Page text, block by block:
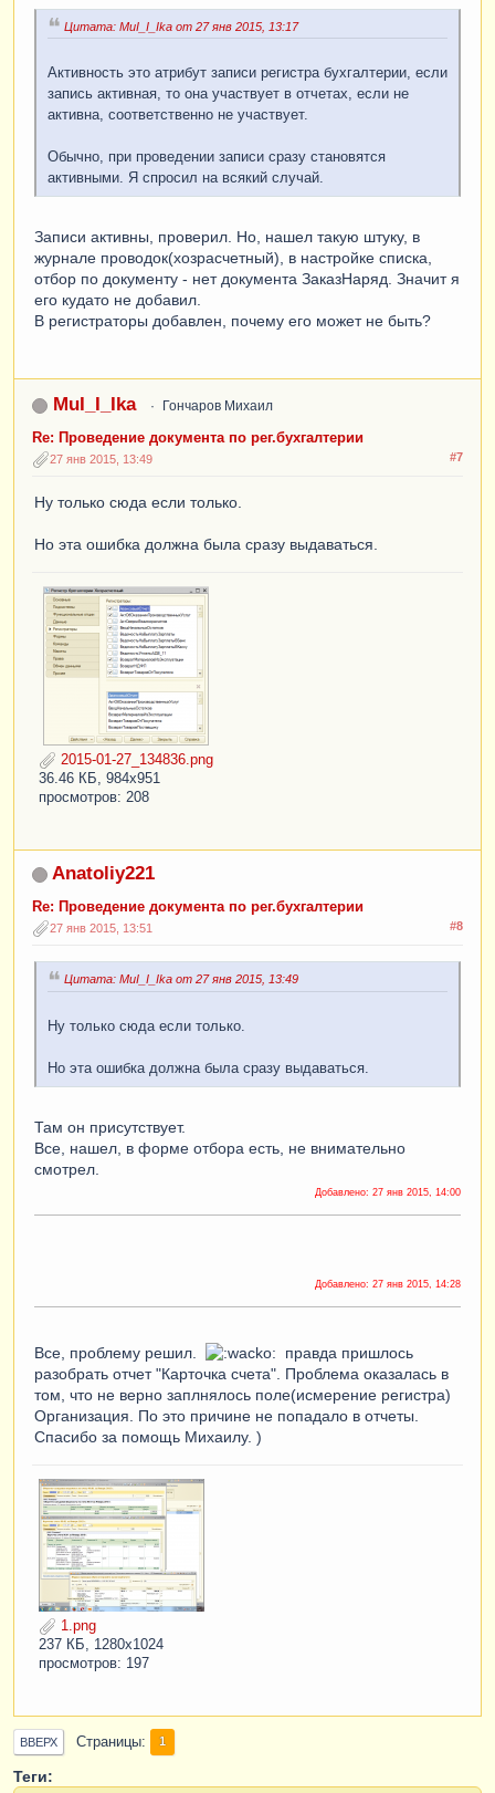
Цитата: MuI_I_Ika от 27 янв 2015, 13:17
Активность это атрибут записи регистра бухгалтерии, если
запись активная, то она участвует в отчетах, если не
активна, соответственно не участвует.
Обычно, при проведении записи сразу становятся
активными. Я спросил на всякий случай.
Записи активны, проверил. Но, нашел такую штуку, в
журнале проводок(хозрасчетный), в настройке списка,
отбор по документу - нет документа ЗаказНаряд. Значит я
его кудато не добавил.
В регистраторы добавлен, почему его может не быть?
MuI_I_Ika Гончаров Михаил
Re: Проведение документа по рег.бухгалтерии
#7
27 янв 2015, 13:49
Ну только сюда если только.
Но эта ошибка должна была сразу выдаваться.
2015-01-27_134836.png
36.46 КБ, 984x951
просмотров: 208
Anatoliy221
Re: Проведение документа по рег.бухгалтерии
#8
27 янв 2015, 13:51
Цитата: MuI_I_Ika от 27 янв 2015, 13:49
Ну только сюда если только.
Но эта ошибка должна была сразу выдаваться.
Там он присутствует.
Все, нашел, в форме отбора есть, не внимательно
смотрел.
Добавлено: 27 янв 2015, 14:00
Добавлено: 27 янв 2015, 14:28
Все, проблему решил.
правда пришлось
разобрать отчет "Карточка счета". Проблема оказалась в
том, что не верно заплнялось поле(исмерение регистра)
Организация. По это причине не попадало в отчеты.
Спасибо за помощь Михаилу. )
1.png
237 КБ, 1280x1024
просмотров: 197
ВВЕРХ Страницы 1
Теги: